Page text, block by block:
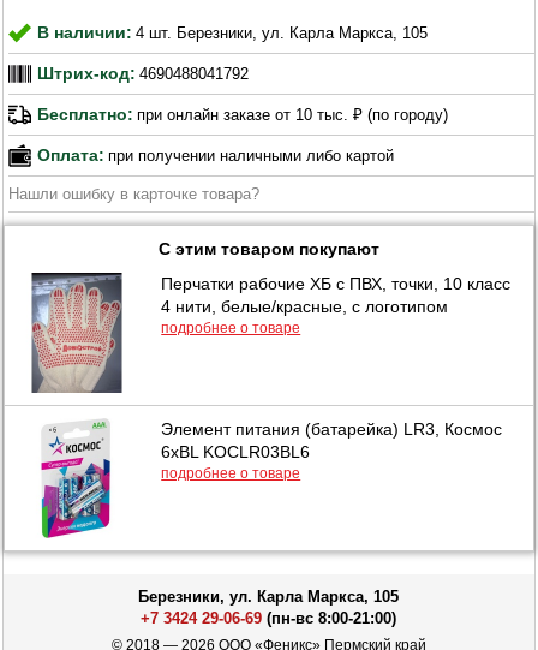
В наличии: 4 шт. Березники, ул. Карла Маркса, 105
Штрих-код: 4690488041792
Бесплатно: при онлайн заказе от 10 тыс. ₽ (по городу)
Оплата: при получении наличными либо картой
Нашли ошибку в карточке товара?
С этим товаром покупают
Перчатки рабочие ХБ с ПВХ, точки, 10 класс
4 нити, белые/красные, с логотипом
подробнее о товаре
Элемент питания (батарейка) LR3, Космос
6xBL KOCLR03BL6
подробнее о товаре
Березники, ул. Карла Маркса, 105
+7 3424 29-06-69 (пн-вс 8:00-21:00)
© 2018 — 2026 ООО «Феникс» Пермский край